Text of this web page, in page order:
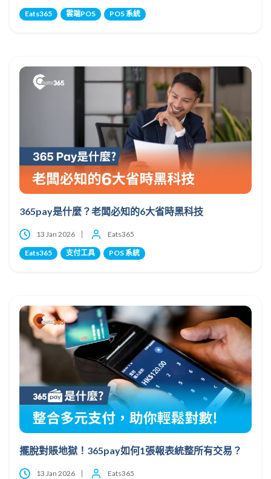
Eats365 雲端POS POS 系統
365pay是什麼？老闆必知的6大省時黑科技
13 Jan 2026 Eats365
Eats365 支付工具 POS 系統
擺脫對賬地獄！365pay如何1張報表統整所有交易？
13 Jan 2026 Eats365